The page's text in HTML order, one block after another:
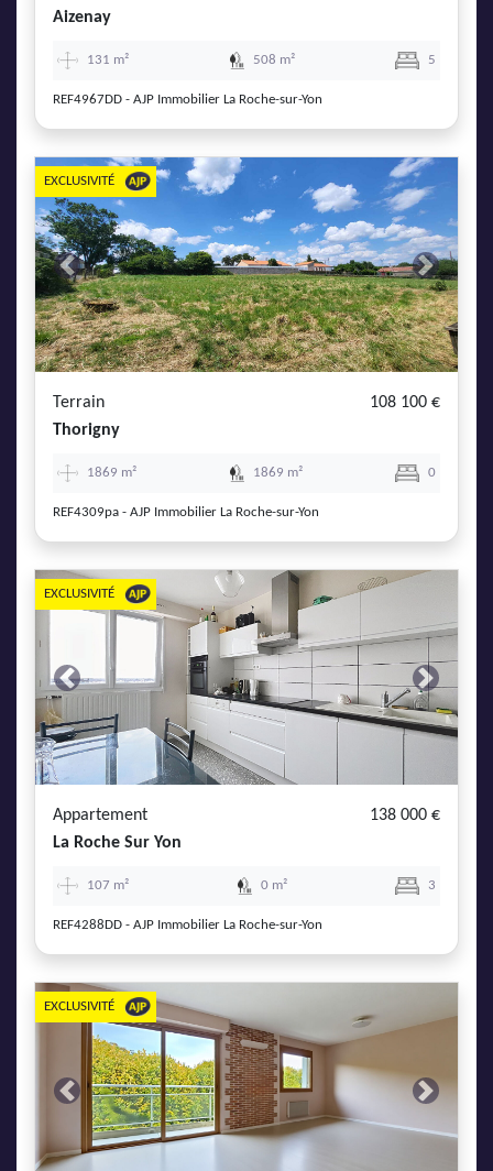
Aizenay
131 m² 508 m² 5
REF4967DD - AJP Immobilier La Roche-sur-Yon
Previous Next
EXCLUSIVITÉ
Terrain
108 100 €
Thorigny
1869 m² 1869 m² 0
REF4309pa - AJP Immobilier La Roche-sur-Yon
Previous Next
EXCLUSIVITÉ
Appartement
138 000 €
La Roche Sur Yon
107 m² 0 m² 3
REF4288DD - AJP Immobilier La Roche-sur-Yon
Previous Next
EXCLUSIVITÉ